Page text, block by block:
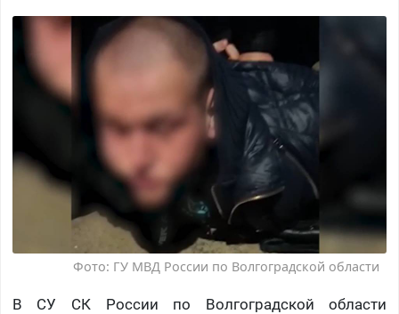
Фото: ГУ МВД России по Волгоградской области
В СУ СК России по Волгоградской области